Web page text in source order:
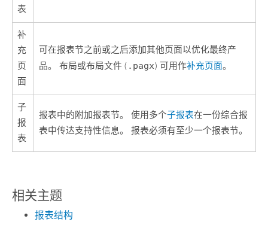
表
补
充
页
面
可在报表节之前或之后添加其他页面以优化最终产
品。 布局或布局文件 ( .pagx) 可用作补充页面。
子
报
表
报表中的附加报表节。 使用多个子报表在一份综合报
表中传达支持性信息。 报表必须有至少一个报表节。
相关主题
报表结构